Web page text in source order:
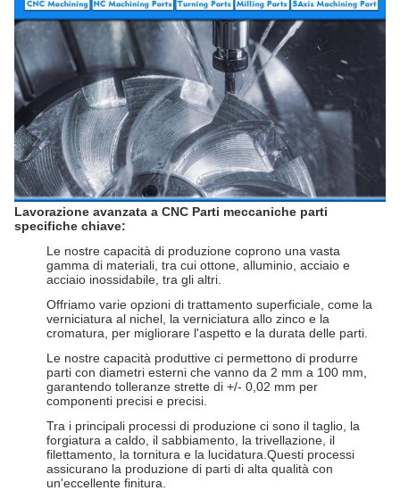
Lavorazione avanzata a CNC Parti meccaniche parti
specifiche chiave:
Le nostre capacità di produzione coprono una vasta
gamma di materiali, tra cui ottone, alluminio, acciaio e
acciaio inossidabile, tra gli altri.
Offriamo varie opzioni di trattamento superficiale, come la
verniciatura al nichel, la verniciatura allo zinco e la
cromatura, per migliorare l'aspetto e la durata delle parti.
Le nostre capacità produttive ci permettono di produrre
parti con diametri esterni che vanno da 2 mm a 100 mm,
garantendo tolleranze strette di +/- 0,02 mm per
componenti precisi e precisi.
Tra i principali processi di produzione ci sono il taglio, la
forgiatura a caldo, il sabbiamento, la trivellazione, il
filettamento, la tornitura e la lucidatura.Questi processi
assicurano la produzione di parti di alta qualità con
un'eccellente finitura.